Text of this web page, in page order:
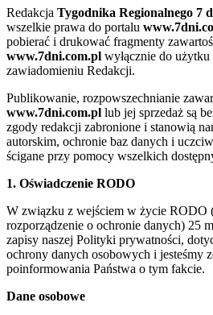
Redakcja Tygodnika Regionalnego 7
wszelkie prawa do portalu
pobierać i drukować fragmenty
www.7dni.com.pl wyłącznie do
zawiadomieniu Redakcji.
Publikowanie, rozpowszechnianie
www.7dni.com.pl lub jej sprzedaż są
zgody redakcji zabronione i stanowią
autorskim, ochronie baz danych i
ścigane przy pomocy wszelkich
1. Oświadczenie RODO
W związku z wejściem w życie RODO
rozporządzenie o ochronie danych) 25
zapisy naszej Polityki prywatności,
ochrony danych osobowych i jesteśmy
poinformowania Państwa o tym fakcie.
Dane osobowe